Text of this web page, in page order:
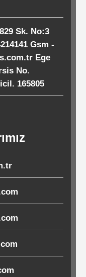
Sk. No:3
Gsm -
Ege
No.
165805